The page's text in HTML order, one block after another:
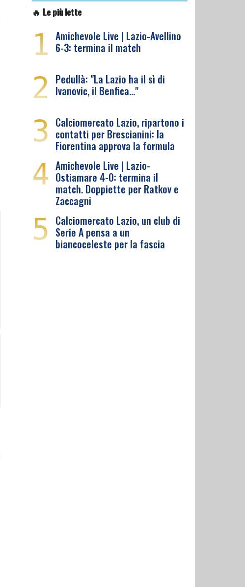
🔥 Le più lette
1 Amichevole Live | Lazio-Avellino
6-3: termina il match
2 Pedullà: "La Lazio ha il sì di
Ivanovic, il Benfica…"
3 Calciomercato Lazio, ripartono i
contatti per Brescianini: la
Fiorentina approva la formula
4 Amichevole Live | Lazio-
Ostiamare 4-0: termina il
match. Doppiette per Ratkov e
Zaccagni
5 Calciomercato Lazio, un club di
Serie A pensa a un
biancoceleste per la fascia